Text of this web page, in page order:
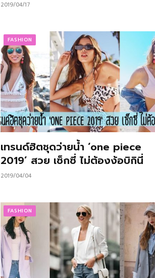
2019/04/17
FASHION
เทรนด์ฮิตชุดว่ายน้ำ ‘one piece
2019’ สวย เซ็กซี่ ไม่ต้องง้อบิกินี่
2019/04/04
FASHION